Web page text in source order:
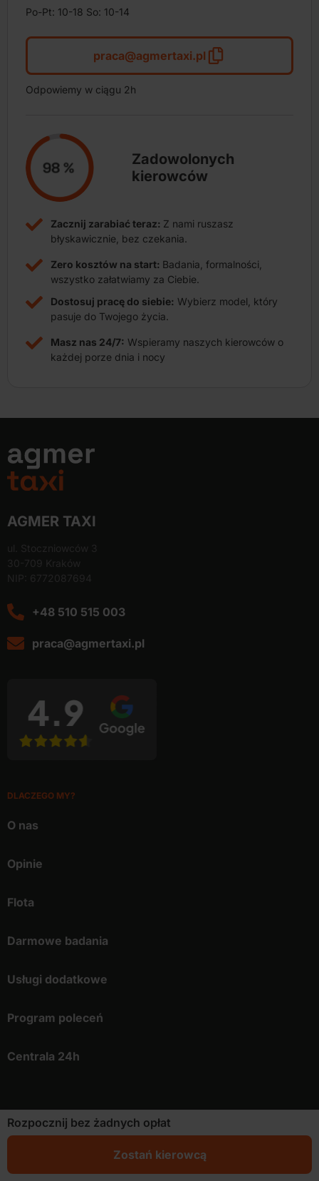
Po-Pt: 10-18 So: 10-14
praca@agmertaxi.pl
Odpowiemy w ciągu 2h
Zadowolonych
kierowców
Zacznij zarabiać teraz: Z nami ruszasz
błyskawicznie, bez czekania.
Zero kosztów na start: Badania, formalności,
wszystko załatwiamy za Ciebie.
Dostosuj pracę do siebie: Wybierz model, który
pasuje do Twojego życia.
Masz nas 24/7: Wspieramy naszych kierowców o
każdej porze dnia i nocy
AGMER TAXI
+48 510 515 003
praca@agmertaxi.pl
DLACZEGO MY?
O nas
Opinie
Flota
Darmowe badania
Usługi dodatkowe
Program poleceń
Centrala 24h
OFERTA
Praca kierowca Kraków
Rozpocznij bez żadnych opłat
Zostań kierowcą